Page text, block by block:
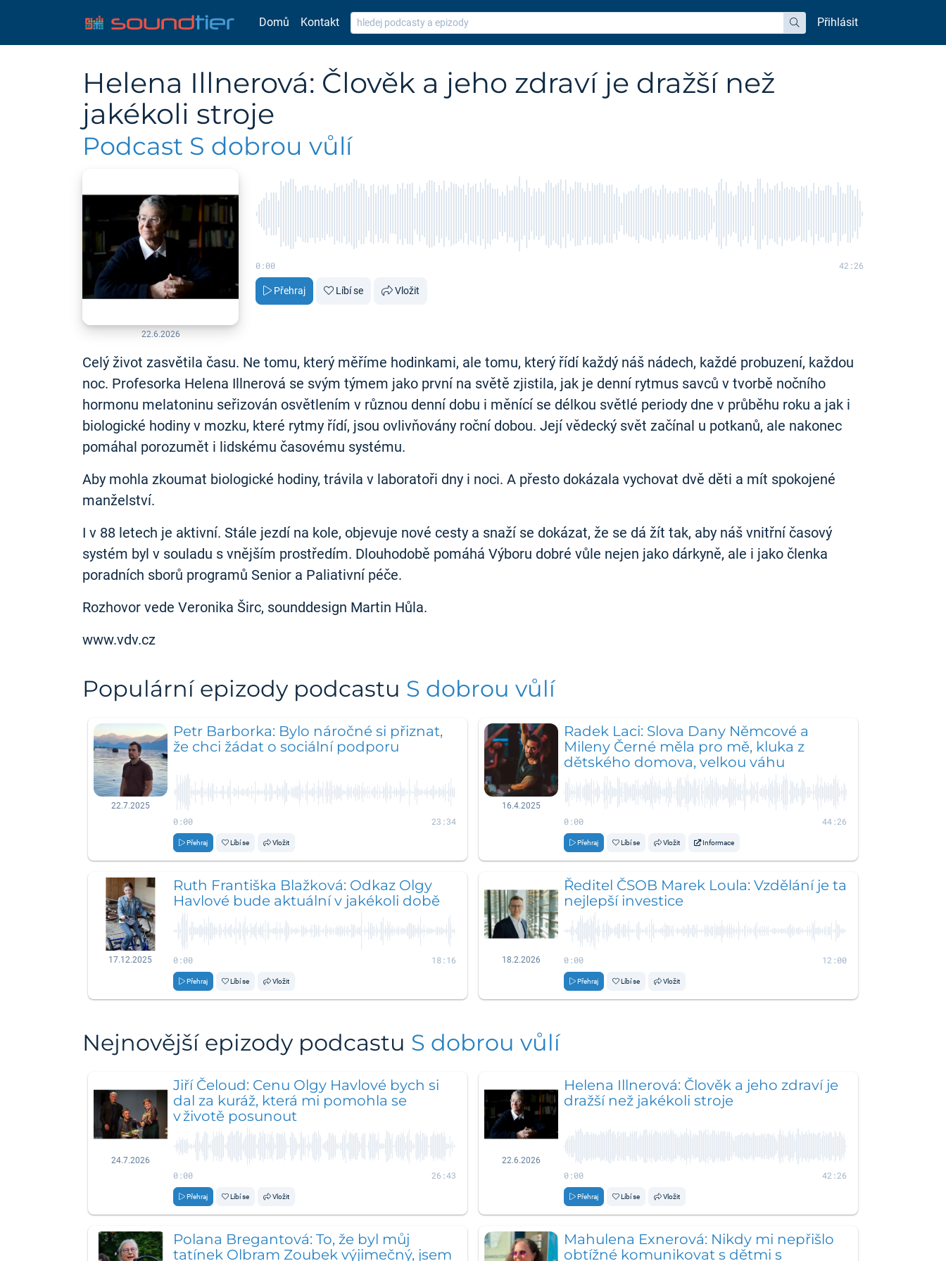
Domů Kontakt
hledat
Přihlásit
Helena Illnerová: Člověk a jeho zdraví je dražší než
jakékoli stroje
Podcast S dobrou vůlí
22.6.2026
0:00 42:26
Přehraj Líbí se Vložit
Celý život zasvětila času. Ne tomu, který měříme hodinkami, ale tomu, který řídí každý náš nádech, každé probuzení, každou
noc. Profesorka Helena Illnerová se svým týmem jako první na světě zjistila, jak je denní rytmus savců v tvorbě nočního
hormonu melatoninu seřizován osvětlením v různou denní dobu i měnící se délkou světlé periody dne v průběhu roku a jak i
biologické hodiny v mozku, které rytmy řídí, jsou ovlivňovány roční dobou. Její vědecký svět začínal u potkanů, ale nakonec
pomáhal porozumět i lidskému časovému systému.
Aby mohla zkoumat biologické hodiny, trávila v laboratoři dny i noci. A přesto dokázala vychovat dvě děti a mít spokojené
manželství.
I v 88 letech je aktivní. Stále jezdí na kole, objevuje nové cesty a snaží se dokázat, že se dá žít tak, aby náš vnitřní časový
systém byl v souladu s vnějším prostředím. Dlouhodobě pomáhá Výboru dobré vůle nejen jako dárkyně, ale i jako členka
poradních sborů programů Senior a Paliativní péče.
Rozhovor vede Veronika Širc, sounddesign Martin Hůla.
www.vdv.cz
Populární epizody podcastu S dobrou vůlí
22.7.2025
Petr Barborka: Bylo náročné si přiznat,
že chci žádat o sociální podporu
0:00 23:34
Přehraj Líbí se Vložit
16.4.2025
Radek Laci: Slova Dany Němcové a
Mileny Černé měla pro mě, kluka z
dětského domova, velkou váhu
0:00 44:26
Přehraj Líbí se Vložit Informace
17.12.2025
Ruth Františka Blažková: Odkaz Olgy
Havlové bude aktuální v jakékoli době
0:00 18:16
Přehraj Líbí se Vložit
18.2.2026
Ředitel ČSOB Marek Loula: Vzdělání je ta
nejlepší investice
0:00 12:00
Přehraj Líbí se Vložit
Nejnovější epizody podcastu S dobrou vůlí
24.7.2026
Jiří Čeloud: Cenu Olgy Havlové bych si
dal za kuráž, která mi pomohla se
v životě posunout
0:00 26:43
Přehraj Líbí se Vložit
22.6.2026
Helena Illnerová: Člověk a jeho zdraví je
dražší než jakékoli stroje
0:00 42:26
Přehraj Líbí se Vložit
Polana Bregantová: To, že byl můj
tatínek Olbram Zoubek výjimečný, jsem
Mahulena Exnerová: Nikdy mi nepřišlo
obtížné komunikovat s dětmi s